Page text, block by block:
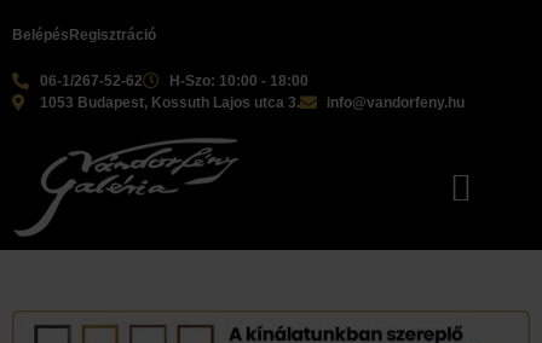
06-1/267-52-62
H-Szo: 10:00 - 18:00
1053 Budapest, Kossuth Lajos utca 3.
info@vandorfeny.hu
Belépés Regisztráció